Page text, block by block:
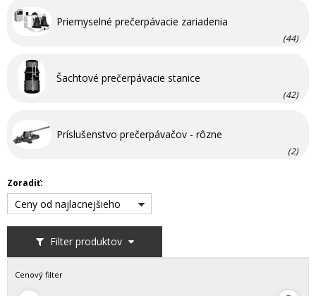
Priemyselné prečerpávacie zariadenia
(44)
Šachtové prečerpávacie stanice
(42)
Príslušenstvo prečerpávačov - rôzne
(2)
Filter produktov
Zoradiť:
Ceny od najlacnejšieho
Cenový filter